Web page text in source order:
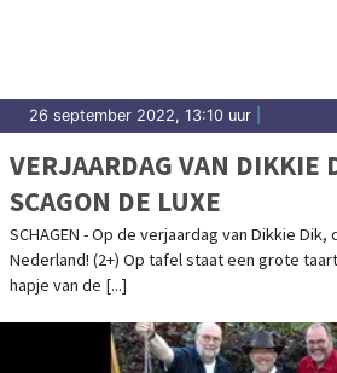
26 september 2022, 13:10 uur
VERJAARDAG VAN DIKKIE
SCAGON DE LUXE
SCHAGEN - Op de verjaardag van Dikkie
Nederland! (2+) Op tafel staat een grote
hapje van de [...]